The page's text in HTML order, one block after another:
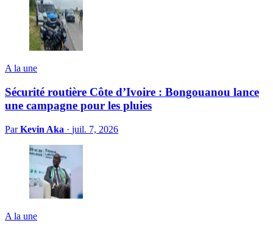
A la une
Sécurité routière Côte d’Ivoire : Bongouanou lance
une campagne pour les pluies
ParKevin Aka · juil. 7, 2026
A la une